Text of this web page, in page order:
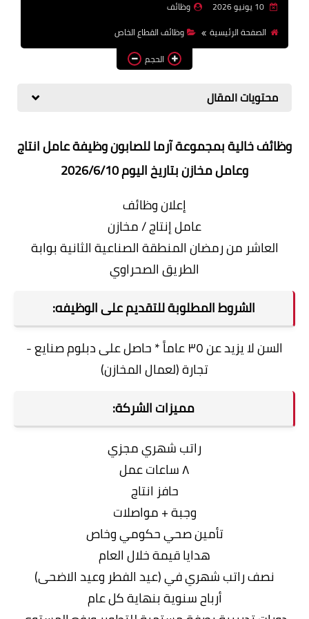
بالجامعات والمعاهد
اخبار
10 يونيو 2026
وظائف
الصفحة الرئيسية
وظائف القطاع الخاص
الحجم
محتويات المقال
وظائف خالية بمجموعة آرما للصابون وظيفة عامل انتاج
وعامل مخازن بتاريخ اليوم 2026/6/10
إعلان وظائف
عامل إنتاج / مخازن
العاشر من رمضان المنطقة الصناعية الثانية بوابة
الطريق الصحراوي
الشروط المطلوبة للتقديم على الوظيفه:
السن لا يزيد عن ٣٥ عاماً * حاصل على دبلوم صنايع -
تجارة (لعمال المخازن)
مميزات الشركة:
راتب شهري مجزي
٨ ساعات عمل
حافز انتاج
وجبة + مواصلات
تأمين صحي حكومي وخاص
هدايا قيمة خلال العام
نصف راتب شهري في (عيد الفطر وعيد الاضحى)
أرباح سنوية بنهاية كل عام